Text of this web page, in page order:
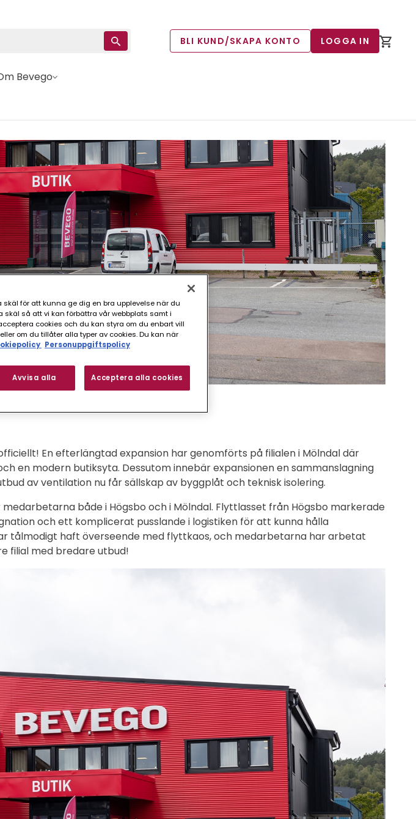
BLI KUND/SKAPA KONTO LOGGA IN
Bevego
En efterlängtad expansion har genomförts på filialen i Mölndal där
en modern butiksyta. Dessutom innebär expansionen en sammanslagning
av ventilation nu får sällskap av byggplåt och teknisk isolering.
både i Högsbo och i Mölndal. Flyttlasset från Högsbo markerade
och ett komplicerat pusslande i logistiken för att kunna hålla
tålmodigt haft överseende med flyttkaos, och medarbetarna har arbetat
filial med bredare utbud!
skäl för att kunna ge dig en bra upplevelse när du
så att vi kan förbättra vår webbplats samt i
cookies och du kan styra om du enbart vill
om du tillåter alla typer av cookies. Du kan när
Personuppgiftspolicy
Avvisa alla Acceptera alla cookies